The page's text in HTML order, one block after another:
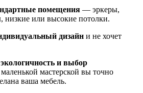
помещения — эркеры,
низкие или высокие потолки.
дизайн и не хочет
экологичность и выбор
мастерской вы точно
ваша мебель.